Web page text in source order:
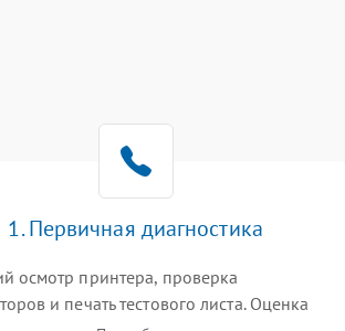
1. Первичная диагностика
осмотр принтера, проверка
и печать тестового листа. Оценка